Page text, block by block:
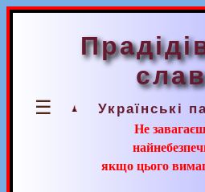
☰ Українські
Не
якщо цього